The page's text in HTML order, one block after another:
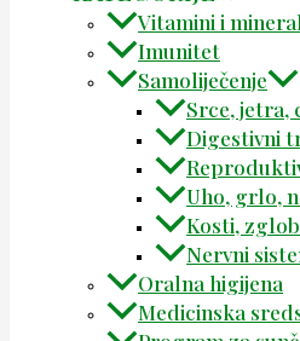
Vitamini i
Imunitet
Samoliječenje
Srce, jetra,
Digestivni
Uho, grlo,
Kosti,
Nervni
Oralna higijena
Medicinska